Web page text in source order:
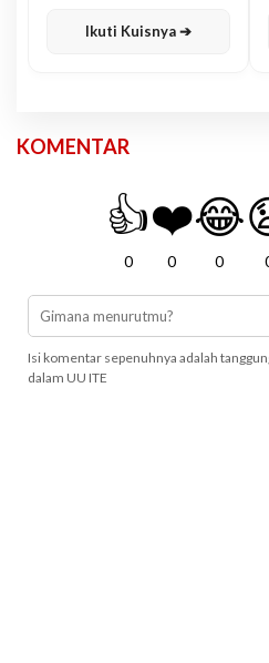
Ikuti Kuisnya ➔
KOMENTAR
👍
0
❤️
0
😂
0
Isi komentar sepenuhnya adalah
dalam UU ITE